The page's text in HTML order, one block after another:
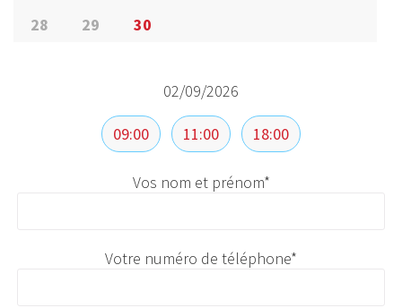
28
29 30
02/09/2026
09:00 11:00 18:00
Vos nom et prénom*
Votre numéro de téléphone*